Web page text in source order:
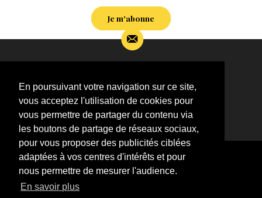
En poursuivant votre navigation sur ce site,
vous acceptez l'utilisation de cookies pour
vous permettre de partager du contenu via
les boutons de partage de réseaux sociaux,
pour vous proposer des publicités ciblées
adaptées à vos centres d'intérêts et pour
nous permettre de mesurer l'audience.
En savoir plus
Je m'abonne
complémentaires sur l’actualité de Jean-Jacques
Goldman,
ÉCRIVEZ-MOI !